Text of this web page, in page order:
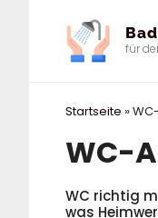
für
Startseite »
WC-
WC richtig
was